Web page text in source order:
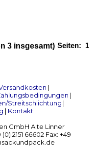
Seiten: 1
3 insgesamt)
|
|
Streitschlichtung |
| Kontakt
GmbH Alte Linner
2151 66602 Fax: +49